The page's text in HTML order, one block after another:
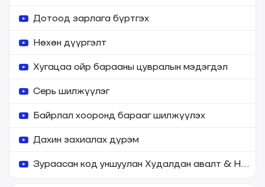
Дотоод зарлага бүртгэх
Нөхөн дүүргэлт
Хугацаа ойр барааны цувралын мэдэгдэл
Серь шилжүүлэг
Байрлал хооронд барааг шилжүүлэх
Дахин захиалах дүрэм
Зураасан код уншуулан Худалдан авалт & Нөхөн дүүргэлт хийх